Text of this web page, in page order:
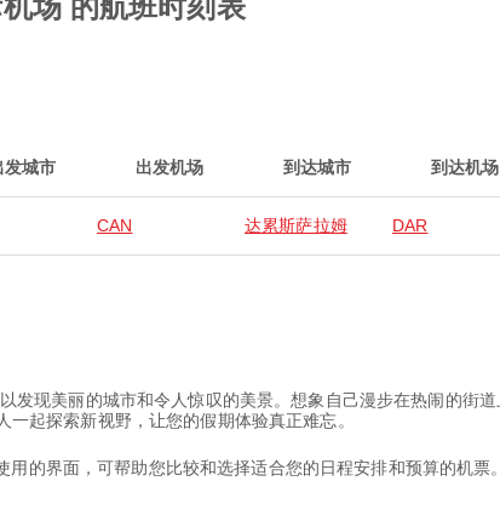
场 的航班时刻表
发城市 出发机场 到达城市 到达机场
CAN 达累斯萨拉姆 DAR
现美丽的城市和令人惊叹的美景。想象自己漫步在热闹的街
起探索新视野，让您的假期体验真正难忘。
的界面，可帮助您比较和选择适合您的日程安排和预算的机票